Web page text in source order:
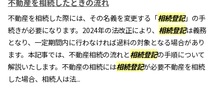
不動産を相続したときの流れ
不動産を相続した際には、その名義を変更する「相続登記」の手
続きが必要になります。2024年の法改正により、 相続登記は義務
となり、一定期間内に行わなければ過料の対象となる場合があり
ます。本記事では、不動産相続の流れと相続登記の手順について
解説いたします。不動産の相続には相続登記が必要不動産を相続
した場合、相続人は法...